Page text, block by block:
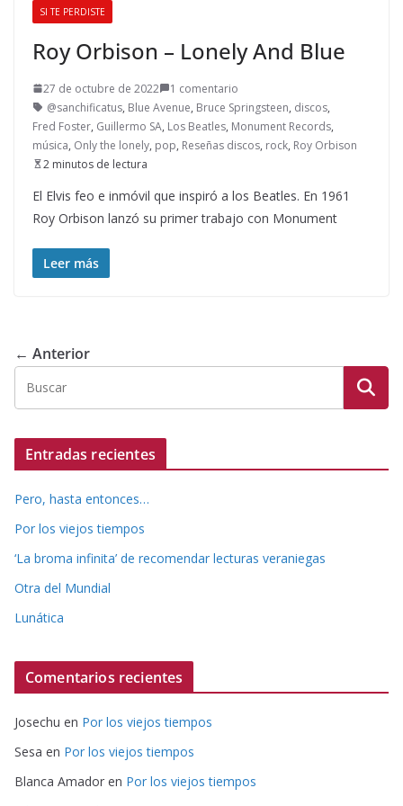
SI TE PERDISTE
Roy Orbison – Lonely And Blue
27 de octubre de 2022
1 comentario
@sanchificatus, Blue Avenue, Bruce Springsteen, discos,
Fred Foster, Guillermo SA, Los Beatles, Monument Records,
música, Only the lonely, pop, Reseñas discos, rock, Roy Orbison
2 minutos de lectura
El Elvis feo e inmóvil que inspiró a los Beatles. En 1961
Roy Orbison lanzó su primer trabajo con Monument
Leer más
← Anterior
Entradas recientes
Pero, hasta entonces…
Por los viejos tiempos
‘La broma infinita’ de recomendar lecturas veraniegas
Otra del Mundial
Lunática
Comentarios recientes
Josechu en Por los viejos tiempos
Sesa en Por los viejos tiempos
Blanca Amador en Por los viejos tiempos